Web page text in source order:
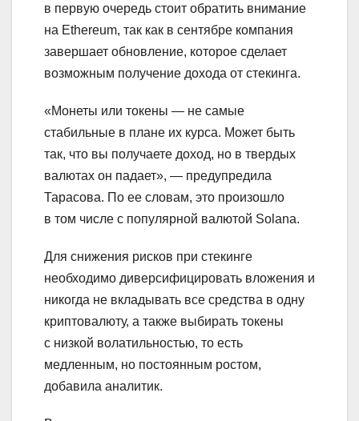
в первую очередь стоит обратить внимание
на Ethereum, так как в сентябре компания
завершает обновление, которое сделает
возможным получение дохода от стекинга.
«Монеты или токены — не самые
стабильные в плане их курса. Может быть
так, что вы получаете доход, но в твердых
валютах он падает», — предупредила
Тарасова. По ее словам, это произошло
в том числе с популярной валютой Solana.
Для снижения рисков при стекинге
необходимо диверсифицировать вложения и
никогда не вкладывать все средства в одну
криптовалюту, а также выбирать токены
с низкой волатильностью, то есть
медленным, но постоянным ростом,
добавила аналитик.